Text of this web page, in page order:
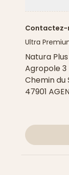
Contactez-
Ultra
Natura
Agropole 3
Chemin du
47901